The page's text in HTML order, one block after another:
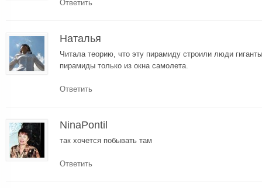
Ответить
Наталья
Читала теорию, что эту пирамиду строили люди
пирамиды только из окна самолета.
Ответить
NinaPontil
так хочется побывать там
Ответить